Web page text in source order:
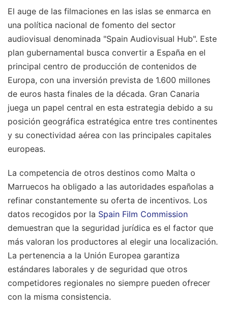
El auge de las filmaciones en las islas se enmarca en
una política nacional de fomento del sector
audiovisual denominada "Spain Audiovisual Hub". Este
plan gubernamental busca convertir a España en el
principal centro de producción de contenidos de
Europa, con una inversión prevista de 1.600 millones
de euros hasta finales de la década. Gran Canaria
juega un papel central en esta estrategia debido a su
posición geográfica estratégica entre tres continentes
y su conectividad aérea con las principales capitales
europeas.
La competencia de otros destinos como Malta o
Marruecos ha obligado a las autoridades españolas a
refinar constantemente su oferta de incentivos. Los
datos recogidos por la Spain Film Commission
demuestran que la seguridad jurídica es el factor que
más valoran los productores al elegir una localización.
La pertenencia a la Unión Europea garantiza
estándares laborales y de seguridad que otros
competidores regionales no siempre pueden ofrecer
con la misma consistencia.